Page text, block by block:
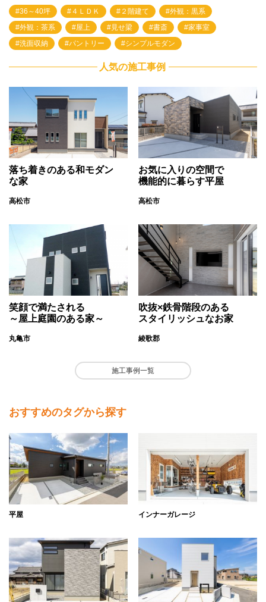
36～40坪 ４ＬＤＫ ２階建て
外観：黒系
外観：茶系
屋上 見せ梁 書斎
家事室
洗面収納
パントリー シンプルモダン
人気の施工事例
落ち着きのある和モダン
な家
高松市
お気に入りの空間で
機能的に暮らす平屋
高松市
笑顔で満たされる
～屋上庭園のある家～
丸亀市
吹抜×鉄骨階段のある
スタイリッシュなお家
綾歌郡
施工事例一覧
おすすめのタグから探す
平屋 インナーガレージ